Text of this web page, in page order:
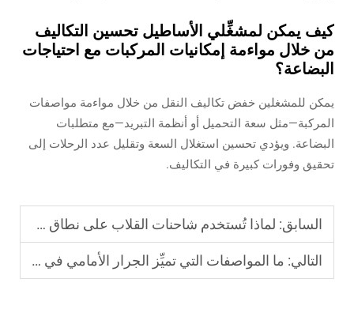
كيف يمكن لمشغِّلي الأساطيل تحسين التكاليف
من خلال مواءمة إمكانيات المركبات مع احتياجات
البضاعة؟
يمكن للمشغلين خفض تكاليف النقل من خلال مواءمة مواصفات
المركبة—مثل سعة التحميل أو أنظمة التبريد—مع متطلبات
البضاعة. ويؤدي تحسين استغلال السعة وتقليل عدد الرحلات إلى
تحقيق وفورات كبيرة في التكاليف.
السابق: لماذا تُستخدم شاحنات القلاب على نطاق واسع في مشاريع الهندسة الإنشائية؟
التالي: ما المواصفات التي تميِّز الجرار الأمامي في عمليات السحب الثقيل